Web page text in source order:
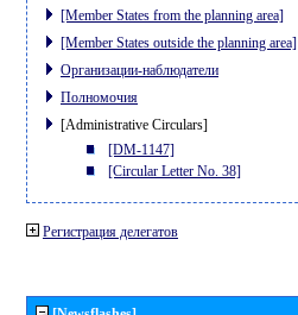
[Member States from the planning area]
[Member States outside the planning area]
Организации-наблюдатели
Полномочия
[Administrative Circulars]
[DM-1147]
[Circular Letter No. 38]
Регистрация делегатов